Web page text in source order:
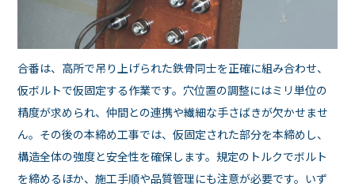
合番は、高所で吊り上げられた鉄骨同士を正確に組み合わせ、
仮ボルトで仮固定する作業です。穴位置の調整にはミリ単位の
精度が求められ、仲間との連携や繊細な手さばきが欠かせませ
ん。その後の本締め工事では、仮固定された部分を本締めし、
構造全体の強度と安全性を確保します。規定のトルクでボルト
を締めるほか、施工手順や品質管理にも注意が必要です。いず